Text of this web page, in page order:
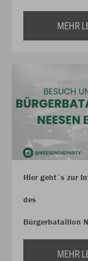
MEHR
Hier geht´s zur
des
Bürgerbataillon
MEHR